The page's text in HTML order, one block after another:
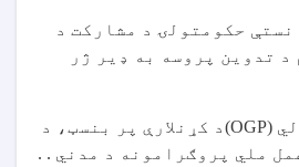
حکومتولۍ د مشارکت د
د تدوین پروسه به ډیر ژر
د پرانستې حکومتولي (OGP)د کړنلارې پر بنسټ، د
ملي پروګرامونه د مدني . .